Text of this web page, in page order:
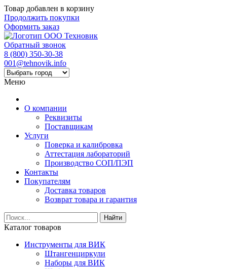
Товар добавлен в корзину
Продолжить покупки
Оформить заказ
Обратный звонок
8 (800) 350-30-38
001@tehnovik.info
Меню
О компании
Реквизиты
Поставщикам
Услуги
Поверка и калибровка
Аттестация лабораторий
Производство СОП/ПЭП
Контакты
Покупателям
Доставка товаров
Возврат товара и гарантия
Найти
Каталог товаров
Инструменты для ВИК
Штангенциркули
Наборы для ВИК